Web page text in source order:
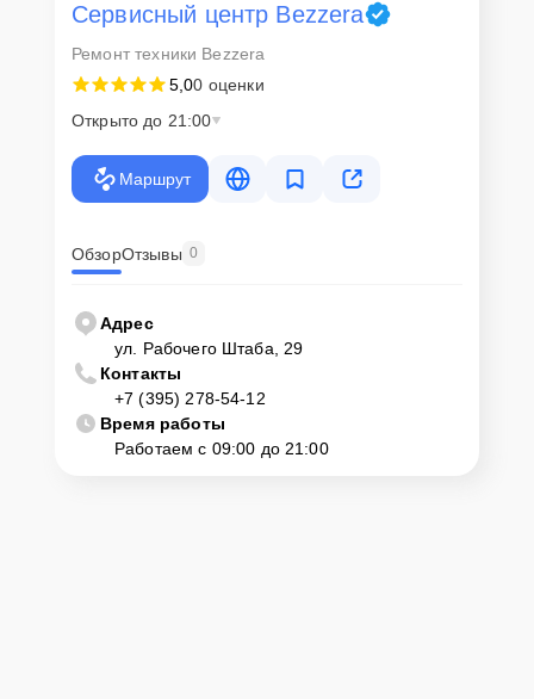
Сервисный центр Bezzera
Ремонт техники Bezzera
5,00 оценки
Открыто до 21:00
Маршрут
ОбзорОтзывы 0
Адрес
ул. Рабочего Штаба, 29
Контакты
+7 (395) 278-54-12
Время работы
Работаем с 09:00 до 21:00